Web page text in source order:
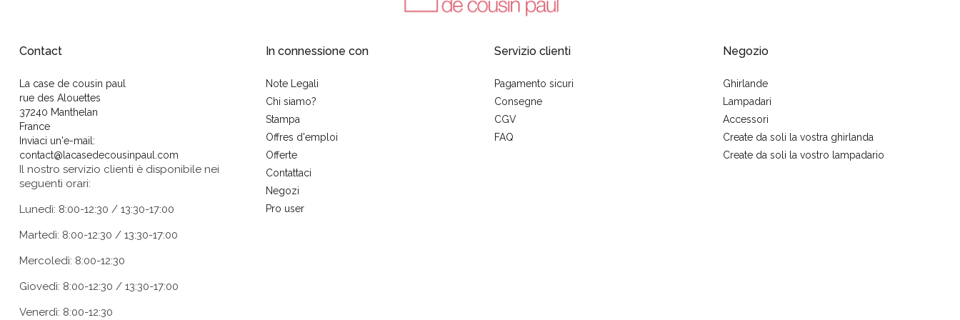
Contact
La case de cousin paul
rue des Alouettes
37240 Manthelan
France
Inviaci un'e-mail:
contact@lacasedecousinpaul.com
Il nostro servizio clienti è disponibile nei
seguenti orari:
Lunedì: 8:00-12:30 / 13:30-17:00
Martedì: 8:00-12:30 / 13:30-17:00
Mercoledì: 8:00-12:30
Giovedì: 8:00-12:30 / 13:30-17:00
Venerdì: 8:00-12:30
In connessione con
Note Legali
Chi siamo?
Stampa
Offres d'emploi
Offerte
Contattaci
Negozi
Pro user
Servizio clienti
Pagamento sicuri
Consegne
CGV
FAQ
Negozio
Ghirlande
Lampadari
Accessori
Create da soli la vostra ghirlanda
Create da soli la vostro lampadario